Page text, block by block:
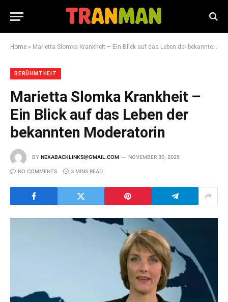
Home » Marietta Slomka Krankheit – Ein Blick auf das Leben der bekannten Moderatorin
BERÜHMTHEIT
Marietta Slomka Krankheit –
Ein Blick auf das Leben der
bekannten Moderatorin
BY NEXABACKLINKS@GMAIL.COM NOVEMBER 30, 2025
NO COMMENTS 3 MINS READ